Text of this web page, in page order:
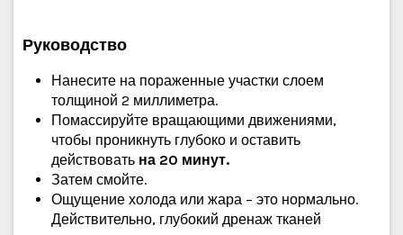
Руководство
Нанесите на пораженные участки слоем
толщиной 2 миллиметра.
Помассируйте вращающими движениями,
чтобы проникнуть глубоко и оставить
действовать на 20 минут.
Затем смойте.
Ощущение холода или жара – это нормально.
Действительно, глубокий дренаж тканей